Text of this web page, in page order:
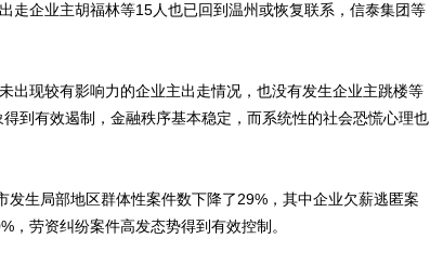
企业主胡福林等15人也已回到温州或恢复联系，信泰集团等
现较有影响力的企业主出走情况，也没有发生企业主跳楼等
到有效遏制，金融秩序基本稳定，而系统性的社会恐慌心理也
生局部地区群体性案件数下降了29%，其中企业欠薪逃匿案
，劳资纠纷案件高发态势得到有效控制。